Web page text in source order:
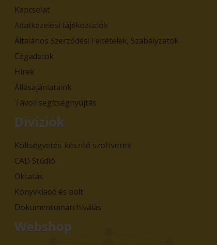
Kapcsolat
Adatkezelési tájékoztatók
Általános Szerződési Feltételek, Szabályzatok
Cégadatok
Hírek
Állásajánlataink
Távoli segítségnyújtás
Divíziók
Költségvetés-készítő szoftverek
CAD Stúdió
Oktatás
Könyvkiadó és bolt
Dokumentumarchiválás
Webshop